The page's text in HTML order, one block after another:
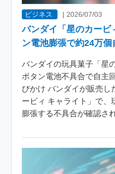
ビジネス |2026/07/03
バンダイ「星のカービ
ン電池膨張で約24万個
バンダイの玩具菓子「星
ボタン電池不具合で自
びかけ バンダイが販売し
ービィ キャライト」で、
膨張する不具合が確認さ